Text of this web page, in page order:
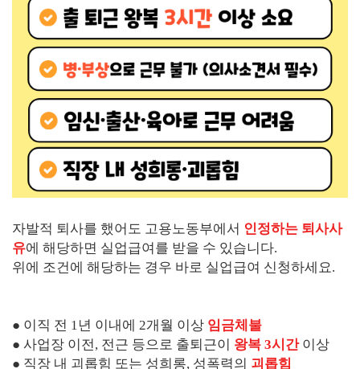
자발적 퇴사를 했어도 고용노동부에서 인정하는 퇴사사
유에 해당하면 실업급여를 받을 수 있습니다.
위에 조건에 해당하는 경우 바로 실업급여 신청하세요.
● 이직 전 1년 이내에 2개월 이상 임금체불
● 사업장 이전, 전근 등으로 출퇴근이 왕복 3시간이상
● 직장 내 괴롭힘 또는 성희롱, 성폭력의 괴롭힘